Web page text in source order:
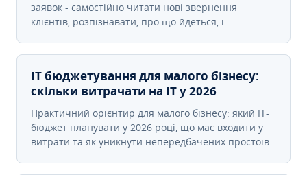
заявок - самостійно читати нові звернення
клієнтів, розпізнавати, про що йдеться, і …
IT бюджетування для малого бізнесу:
скільки витрачати на IT у 2026
Практичний орієнтир для малого бізнесу: який IT-
бюджет планувати у 2026 році, що має входити у
витрати та як уникнути непередбачених простоїв.